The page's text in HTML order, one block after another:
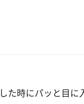
た時にパッと目に